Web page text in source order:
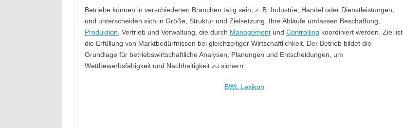
Betriebe können in verschiedenen Branchen tätig sein, z. B. Industrie, Handel oder Dienstleistungen,
und unterscheiden sich in Größe, Struktur und Zielsetzung. Ihre Abläufe umfassen Beschaffung,
Produktion , Vertrieb und Verwaltung, die durch Managementund Controlling koordiniert werden. Ziel ist
die Erfüllung von Marktbedürfnissen bei gleichzeitiger Wirtschaftlichkeit. Der Betrieb bildet die
Grundlage für betriebswirtschaftliche Analysen, Planungen und Entscheidungen, um
Wettbewerbsfähigkeit und Nachhaltigkeit zu sichern.
BWL Lexikon